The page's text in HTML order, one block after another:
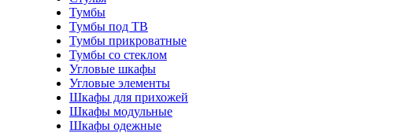
Тумбы
Тумбы под ТВ
Тумбы прикроватные
Тумбы со стеклом
Угловые шкафы
Угловые элементы
Шкафы для прихожей
Шкафы модульные
Шкафы одежные